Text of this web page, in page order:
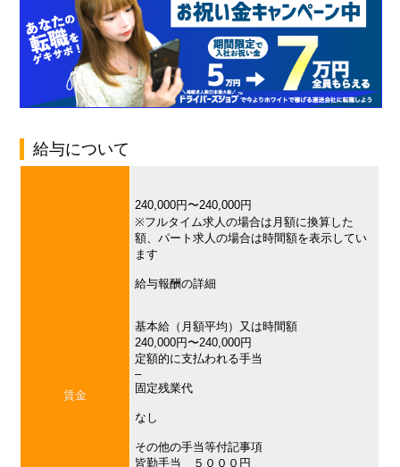
給与について
賃金
240,000円〜240,000円
※フルタイム求人の場合は月額に換算した
額、パート求人の場合は時間額を表示してい
ます
給与報酬の詳細
基本給（月額平均）又は時間額
240,000円〜240,000円
定額的に支払われる手当
–
固定残業代
なし
その他の手当等付記事項
皆勤手当 ５０００円